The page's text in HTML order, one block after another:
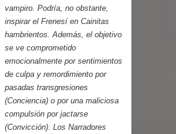
vampiro. Podría, no obstante,
inspirar el Frenesí en Cainitas
hambrientos. Además, el objetivo
se ve comprometido
emocionalmente por sentimientos
de culpa y remordimiento por
pasadas transgresiones
(Conciencia) o por una maliciosa
compulsión por jactarse
(Convicción). Los Narradores